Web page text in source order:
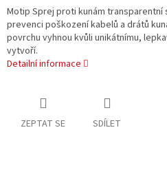
Motip Sprej proti kunám
prevenci poškození kabelů a drátů
povrchu vyhnou kvůli unikátnímu,
vytvoří.
Detailní informace
ZEPTAT SE SDÍLET